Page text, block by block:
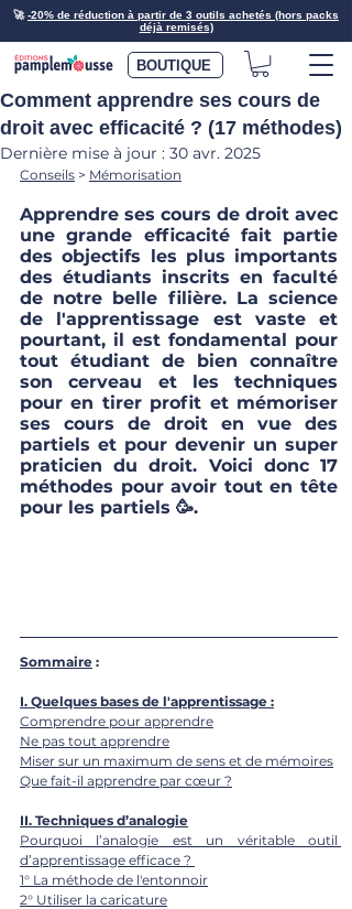
🚀-20% de réduction à partir de 3 outils achetés (hors packs
déjà remisés)
BOUTIQUE
Comment apprendre ses cours de
droit avec efficacité ? (17 méthodes)
Dernière mise à jour : 30 avr. 2025
Conseils > Mémorisation
Apprendre ses cours de droit avec
une grande efficacité fait partie
des objectifs les plus importants
des étudiants inscrits en faculté
de notre belle filière. La science
de l'apprentissage est vaste et
pourtant, il est fondamental pour
tout étudiant de bien connaître
son cerveau et les techniques
pour en tirer profit et mémoriser
ses cours de droit en vue des
partiels et pour devenir un super
praticien du droit. Voici donc 17
méthodes pour avoir tout en tête
pour les partiels 🥳.
Sommaire :
I. Quelques bases de l'apprentissage :
Comprendre pour apprendre
Ne pas tout apprendre
Miser sur un maximum de sens et de mémoires
Que fait-il apprendre par cœur ?
II. Techniques d’analogie
Pourquoi l’analogie est un véritable outil
d’apprentissage efficace ?
1° La méthode de l'entonnoir
2° Utiliser la caricature